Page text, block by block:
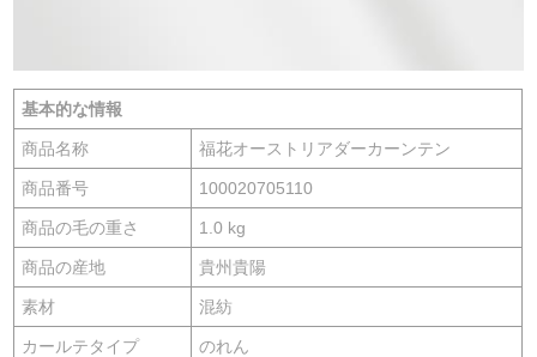
基本的な情報
商品名称 福花オーストリアダーカーンテン
商品番号 100020705110
商品の毛の重さ 1.0 kg
商品の産地 貴州貴陽
素材 混紡
カールテタイプ のれん